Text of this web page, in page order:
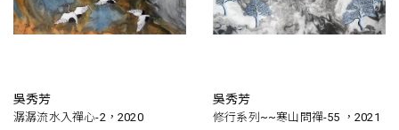
吳秀芳
潺潺流水入禪心-2，2020
吳秀芳
修行系列~~寒山問禪-55 ，2021